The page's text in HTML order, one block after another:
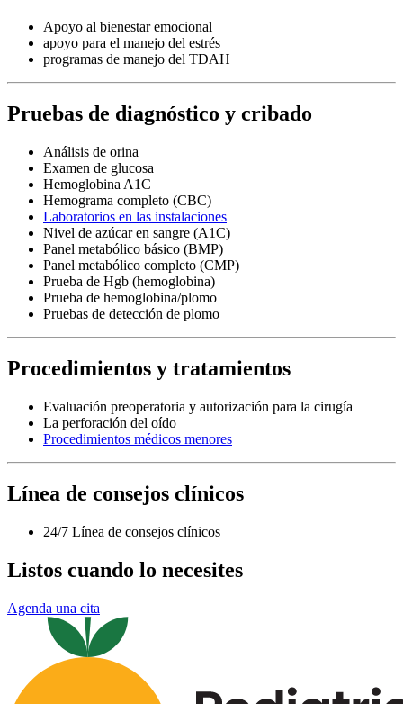
Apoyo al bienestar emocional
apoyo para el manejo del estrés
programas de manejo del TDAH
Pruebas de diagnóstico y cribado
Análisis de orina
Examen de glucosa
Hemoglobina A1C
Hemograma completo (CBC)
Laboratorios en las instalaciones
Nivel de azúcar en sangre (A1C)
Panel metabólico básico (BMP)
Panel metabólico completo (CMP)
Prueba de Hgb (hemoglobina)
Prueba de hemoglobina/plomo
Pruebas de detección de plomo
Procedimientos y tratamientos
Evaluación preoperatoria y autorización para la cirugía
La perforación del oído
Procedimientos médicos menores
Línea de consejos clínicos
24/7 Línea de consejos clínicos
Listos cuando lo necesites
Agenda una cita